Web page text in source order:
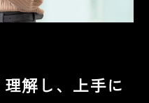
解し、上手に